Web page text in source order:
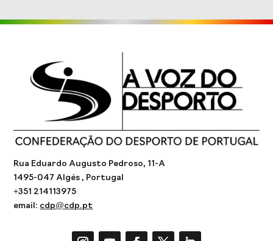
Rua Eduardo Augusto Pedroso, 11-A
1495-047 Algés , Portugal
+351 214113975
email: cdp@cdp.pt